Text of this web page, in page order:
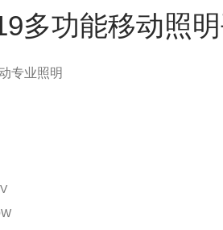
多功能移动照
专业照明